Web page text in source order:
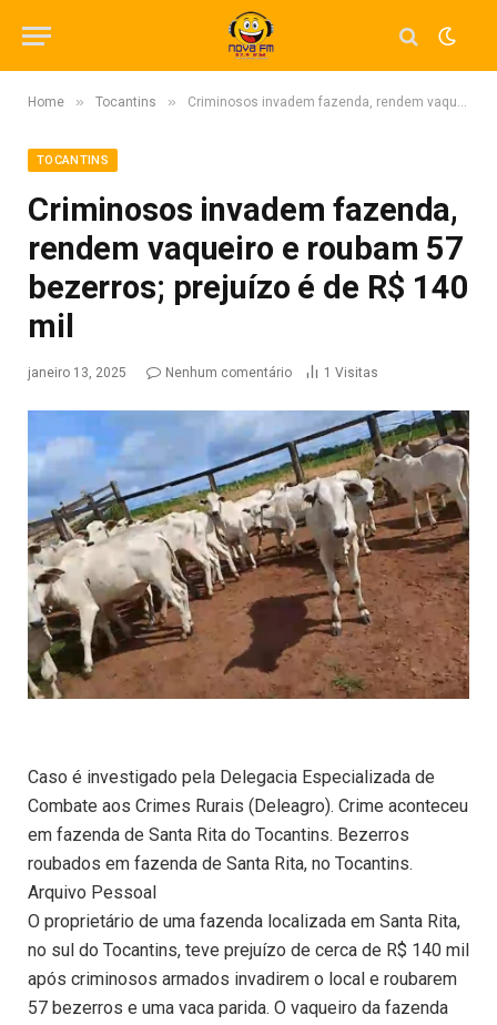
Home » Tocantins » Criminosos invadem fazenda, rendem vaqueiro e roubam 57 bezerros; prejuízo é de R$ 140 mil
TOCANTINS
Criminosos invadem fazenda,
rendem vaqueiro e roubam 57
bezerros; prejuízo é de R$ 140
mil
janeiro 13, 2025 Nenhum comentário 1 Visitas
Caso é investigado pela Delegacia Especializada de
Combate aos Crimes Rurais (Deleagro). Crime aconteceu
em fazenda de Santa Rita do Tocantins. Bezerros
roubados em fazenda de Santa Rita, no Tocantins.
Arquivo Pessoal
O proprietário de uma fazenda localizada em Santa Rita,
no sul do Tocantins, teve prejuízo de cerca de R$ 140 mil
após criminosos armados invadirem o local e roubarem
57 bezerros e uma vaca parida. O vaqueiro da fazenda